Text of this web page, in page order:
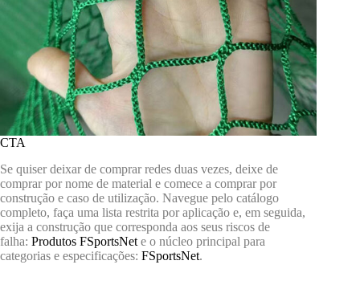
CTA
Se quiser deixar de comprar redes duas vezes, deixe de
comprar por nome de material e comece a comprar por
construção e caso de utilização. Navegue pelo catálogo
completo, faça uma lista restrita por aplicação e, em seguida,
exija a construção que corresponda aos seus riscos de
falha: Produtos FSportsNet e o núcleo principal para
categorias e especificações: FSportsNet.